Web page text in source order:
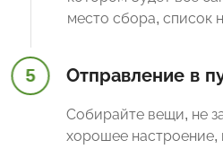
место сбора, список
5 Отправление в
Собирайте вещи, не
хорошее настроение,